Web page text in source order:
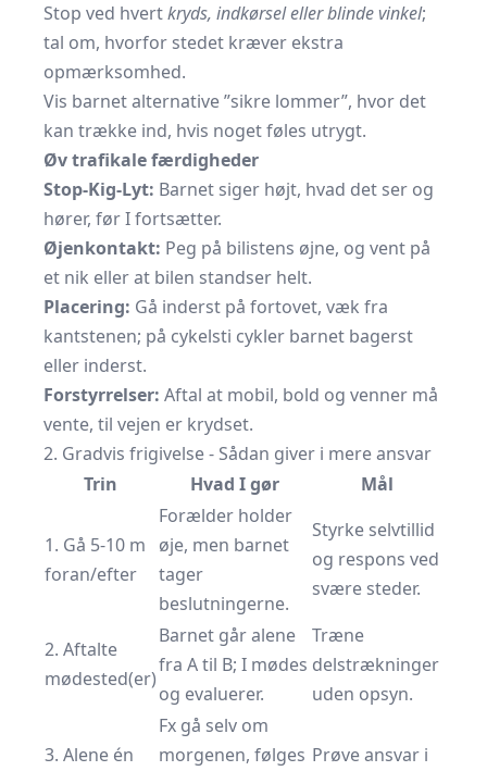
Stop ved hvertkryds, indkørsel eller blinde vinkel;
tal om, hvorfor stedet kræver ekstra
opmærksomhed.
Vis barnet alternative ”sikre lommer”, hvor det
kan trække ind, hvis noget føles utrygt.
Øv trafikale færdigheder
Stop-Kig-Lyt: Barnet siger højt, hvad det ser og
hører, før I fortsætter.
Øjenkontakt: Peg på bilistens øjne, og vent på
et nik eller at bilen standser helt.
Placering: Gå inderst på fortovet, væk fra
kantstenen; på cykelsti cykler barnet bagerst
eller inderst.
Forstyrrelser: Aftal at mobil, bold og venner må
vente, til vejen er krydset.
2. Gradvis frigivelse - Sådan giver i mere ansvar
Trin
Hvad I gør Mål
1. Gå 5-10 m
foran/efter
Forælder holder
øje, men barnet
tager
beslutningerne.
Styrke selvtillid
og respons ved
svære steder.
2. Aftalte
mødested(er)
Barnet går alene
fra A til B; I mødes
og evaluerer.
Træne
delstrækninger
uden opsyn.
3. Alene én
Fx gå selv om
morgenen, følges Prøve ansvar i